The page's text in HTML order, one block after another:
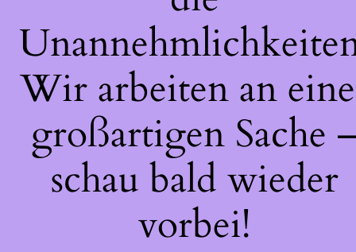
Wir arbeiten an
großartigen Sache
schau bald wieder
vorbei!